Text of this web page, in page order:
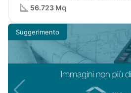
56.723 Mq
Suggerimento